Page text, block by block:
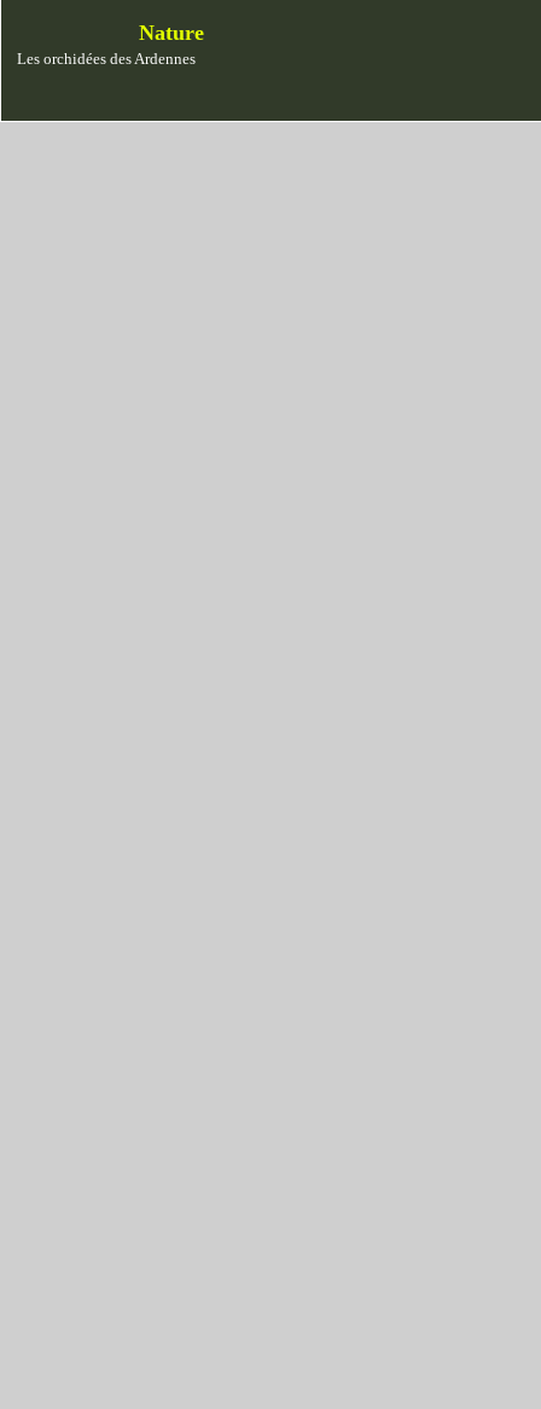
Nature
Les orchidées des Ardennes